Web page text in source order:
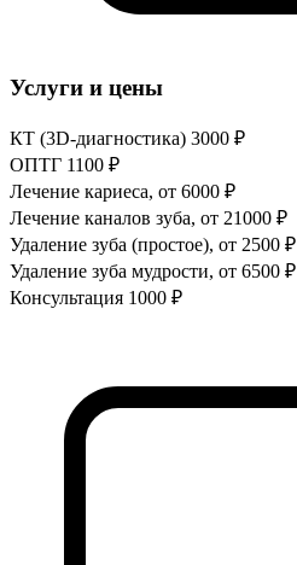
Услуги и цены
КТ (3D-диагностика) 3000 ₽
ОПТГ 1100 ₽
Лечение кариеса, от 6000 ₽
Лечение каналов зуба, от 21000 ₽
Удаление зуба (простое), от 2500 ₽
Удаление зуба мудрости, от 6500 ₽
Консультация 1000 ₽